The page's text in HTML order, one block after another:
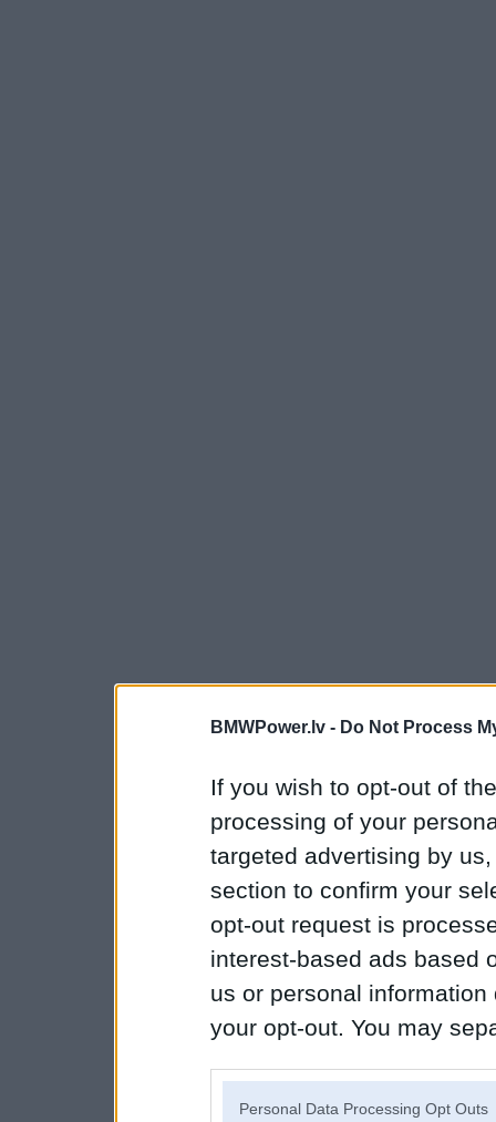
BMWPower.lv - Do Not Process
If you wish to opt-out of
processing of your
targeted advertising by
section to confirm your
opt-out request is
interest-based ads based
us or personal
your opt-out. You may
Personal Data Processing Opt Outs